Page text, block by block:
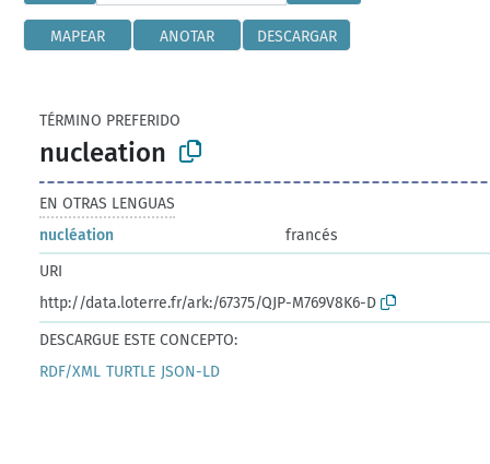
MAPEAR ANOTAR DESCARGAR
TÉRMINO PREFERIDO
nucleation
EN OTRAS LENGUAS
nucléation
francés
URI
http://data.loterre.fr/ark:/67375/QJP-M769V8K6-D
DESCARGUE ESTE CONCEPTO:
RDF/XML TURTLE JSON-LD